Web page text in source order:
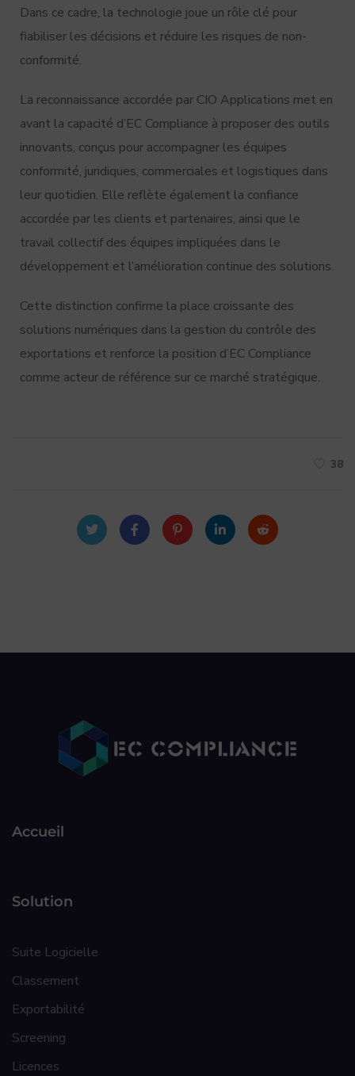
Dans ce cadre, la technologie joue un rôle clé pour
fiabiliser les décisions et réduire les risques de non-
conformité.
La reconnaissance accordée par CIO Applications met en
avant la capacité d’EC Compliance à proposer des outils
innovants, conçus pour accompagner les équipes
conformité, juridiques, commerciales et logistiques dans
leur quotidien. Elle reflète également la confiance
accordée par les clients et partenaires, ainsi que le
travail collectif des équipes impliquées dans le
développement et l’amélioration continue des solutions.
Cette distinction confirme la place croissante des
solutions numériques dans la gestion du contrôle des
exportations et renforce la position d’EC Compliance
comme acteur de référence sur ce marché stratégique.
38
Accueil
Solution
Suite Logicielle
Classement
Exportabilité
Screening
Licences